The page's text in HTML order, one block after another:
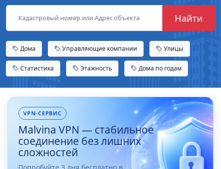
Найти
Дома Управляющие компании Улицы
Статистика Этажность Дома по годам
VPN-СЕРВИС
Malvina VPN — стабильное
соединение без лишних
сложностей